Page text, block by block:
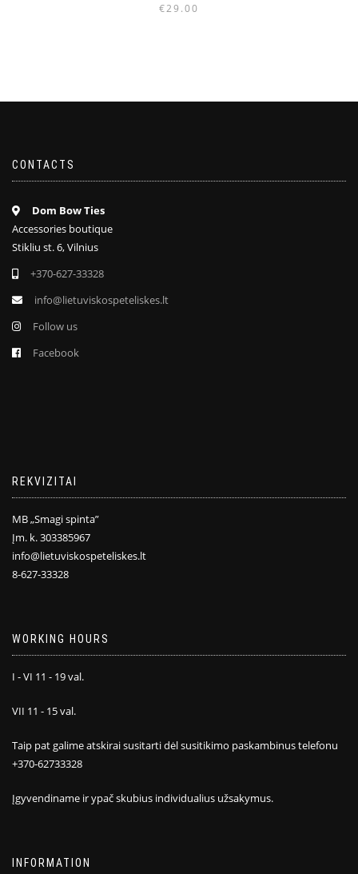
€29.00
CONTACTS
Dom Bow Ties
Accessories boutique
Stikliu st. 6, Vilnius
+370-627-33328
info@lietuviskospeteliskes.lt
Follow us
Facebook
REKVIZITAI
MB „Smagi spinta”
Įm. k. 303385967
info@lietuviskospeteliskes.lt
8-627-33328
WORKING HOURS
I - VI 11 - 19 val.
VII 11 - 15 val.
Taip pat galime atskirai susitarti dėl susitikimo paskambinus telefonu
+370-62733328
Įgyvendiname ir ypač skubius individualius užsakymus.
INFORMATION